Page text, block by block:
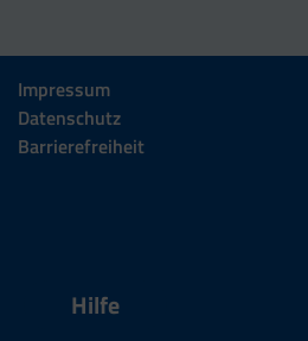
Impressum
Datenschutz
Barrierefreiheit
Hilfe